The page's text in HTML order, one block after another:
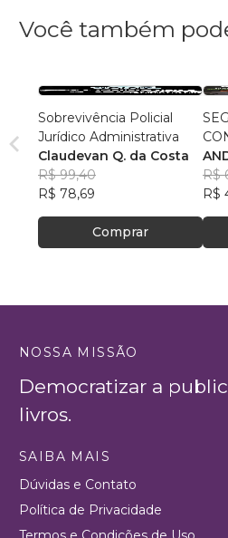
Você também
Sobrevivência Policial
Jurídico Administrativa
Claudevan Q. da Costa
R$ 99,40
R$ 78,69
Comprar
R$
R$
NOSSA MISSÃO
Democratizar a
livros.
SAIBA MAIS
Dúvidas e Contato
Política de Privacidade